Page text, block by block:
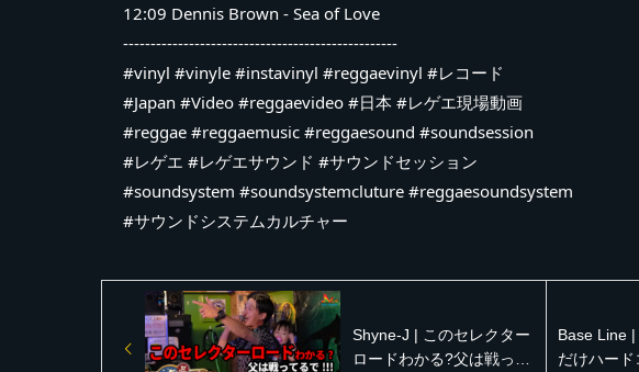
12:09 Dennis Brown - Sea of Love
--------------------------------------------------
#vinyl #vinyle #instavinyl #reggaevinyl #レコード
#Japan #Video #reggaevideo #日本 #レゲエ現場動画
#reggae #reggaemusic #reggaesound #soundsession
#レゲエ #レゲエサウンド #サウンドセッション
#soundsystem #soundsystemcluture #reggaesoundsystem
#サウンドシステムカルチャー
Shyne-J | このセレクター
ロードわかる?父は戦って
Base Line
だけハード